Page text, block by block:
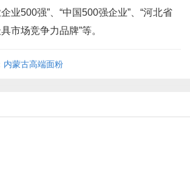
业500强”、“中国500强企业”、“河北省
市场竞争力品牌”等。
内蒙古高端面粉